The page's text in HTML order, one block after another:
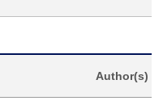
Author(s)